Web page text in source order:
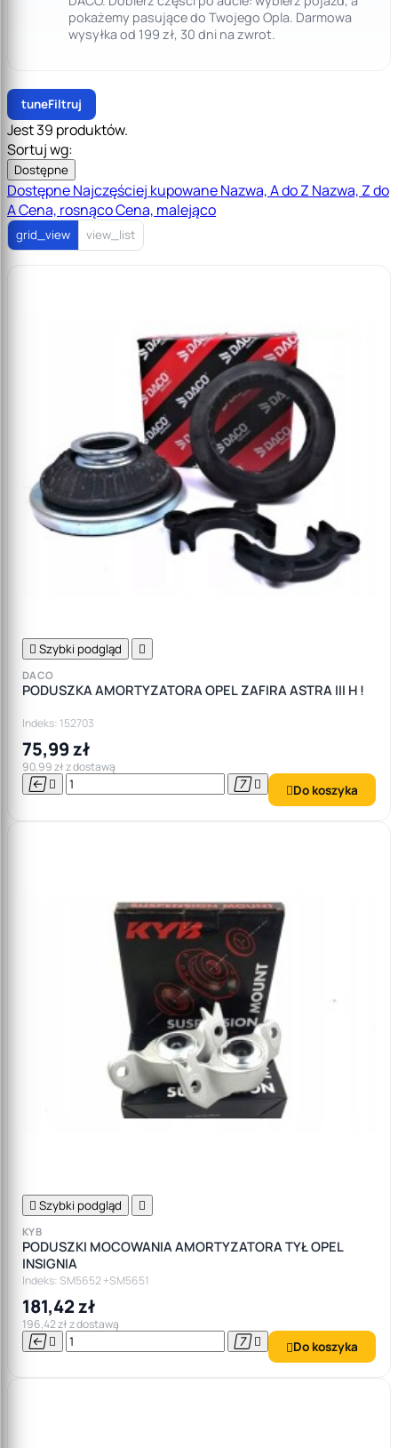
pokażemy pasujące do Twojego Opla. Darmowa
wysyłka od 199 zł, 30 dni na zwrot.
tuneFiltruj
Jest 39 produktów.
Sortuj wg:
Dostępne
DostępneNajczęściej kupowaneNazwa, A do Z Nazwa, Z do
ACena, rosnącoCena, malejąco
grid_view view_list
 Szybki podgląd 
DACO
PODUSZKA AMORTYZATORA OPEL ZAFIRA ASTRA III H !
Indeks: 152703
75,99 zł
90,99 zł z dostawą
    Do koszyka
 Szybki podgląd 
KYB
PODUSZKI MOCOWANIA AMORTYZATORA TYŁ OPEL
INSIGNIA
Indeks: SM5652 +SM5651
181,42 zł
196,42 zł z dostawą
    Do koszyka